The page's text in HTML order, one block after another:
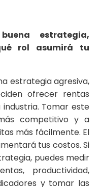
estrategia,
rol asumirá tu
estrategia agresiva,
ofrecer rentas
Tomar este
competitivo y a
más fácilmente. El
tus costos. Si
puedes medir
productividad,
y tomar las